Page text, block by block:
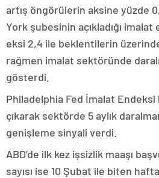
artış öngörülerin aksine yüzde
York şubesinin açıkladığı
eksi 2,4 ile beklentilerin
rağmen imalat sektöründe
gösterdi.
Philadelphia Fed İmalat Endeksi
çıkarak sektörde 5 aylık
genişleme sinyali verdi.
ABD’de ilk kez işsizlik maaşı
sayısı ise 10 Şubat ile biten